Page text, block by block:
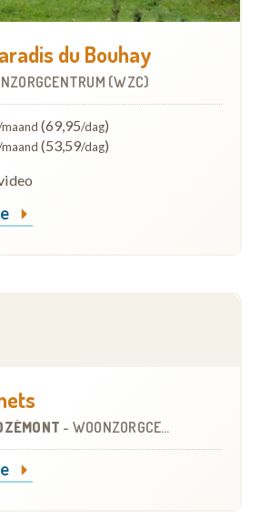
du Bouhay
(WZC)
(69,95/dag)
(53,59/dag)
- WOONZORGCENTRUM (WZC)